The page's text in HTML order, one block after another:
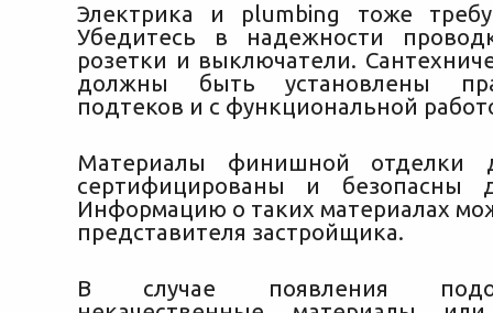
Электрика и plumbing тоже
Убедитесь в надежности
розетки и выключатели.
должны быть установлены
подтеков и с функциональной
Материалы финишной отделки
сертифицированы и безопасны
Информацию о таких материалах
представителя застройщика.
В случае появления